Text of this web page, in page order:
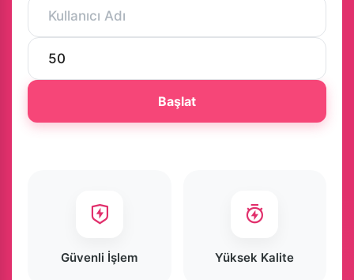
Başlat
Güvenli İşlem Yüksek Kalite